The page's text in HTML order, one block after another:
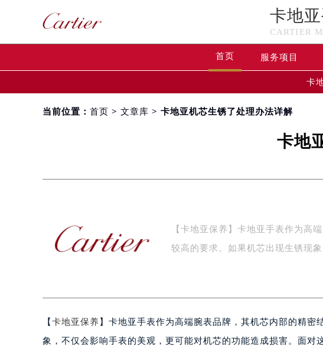
卡地
CARTIER
首页 服务项目
卡
当前位置： 首页 > 文章库 > 卡地亚机芯生锈了处理办法详解
卡地
【卡地亚保养】卡地亚手表作为高
较高的要求。如果机芯出现生锈现
【 卡地亚保养 】卡地亚手表作为高端腕表品牌，其机芯内部的精
象，不仅会影响手表的美观，更可能对机芯的功能造成损害。面对